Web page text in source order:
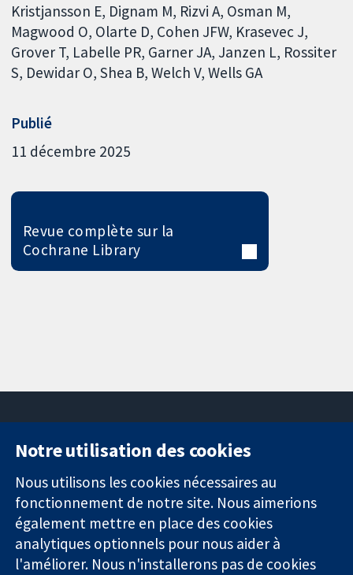
Kristjansson E Dignam M Rizvi A Osman M
Magwood O Olarte D Cohen JFW Krasevec J
Grover T Labelle PR Garner JA Janzen L Rossiter
S Dewidar O Shea B Welch V Wells GA
Publié
11 décembre 2025
Revue complète sur la
Cochrane Library
Des données
probantes.
Des décisions
éclairées.
Une meilleure
11-13 Cavendish
Square
Londres
W1G0AN
Royaume-Uni
nous
Actualités
Service de
presse
Qui sommes-
nous
Notre utilisation des cookies
Nous utilisons les cookies nécessaires au
fonctionnement de notre site. Nous aimerions
également mettre en place des cookies
analytiques optionnels pour nous aider à
l'améliorer. Nous n'installerons pas de cookies